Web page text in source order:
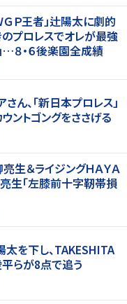
ＧＰ王者」辻陽太に劇的
のプロレスでオレが最強
…８・６後楽園全成績
さん、「新日本プロレス」
ントゴングをささげる
生＆ライジングＨＡＹＡ
生「左膝前十字靭帯損
太を下し、TAKESHITA
らが8点で追う